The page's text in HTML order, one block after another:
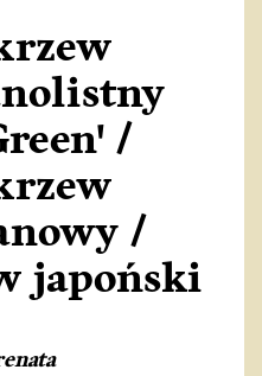
/
/
japoński